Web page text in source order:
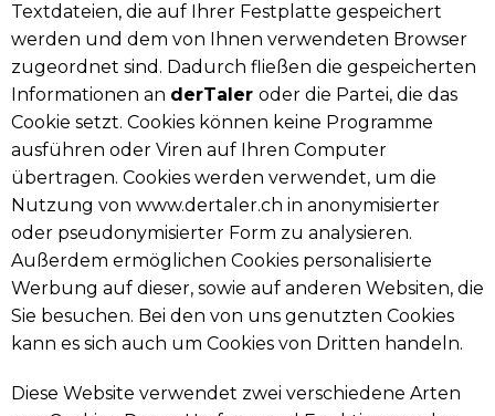
Textdateien, die auf Ihrer Festplatte gespeichert
werden und dem von Ihnen verwendeten Browser
zugeordnet sind. Dadurch fließen die gespeicherten
Informationen an derTaler oder die Partei, die das
Cookie setzt. Cookies können keine Programme
ausführen oder Viren auf Ihren Computer
übertragen. Cookies werden verwendet, um die
Nutzung von www.dertaler.ch in anonymisierter
oder pseudonymisierter Form zu analysieren.
Außerdem ermöglichen Cookies personalisierte
Werbung auf dieser, sowie auf anderen Websiten, die
Sie besuchen. Bei den von uns genutzten Cookies
kann es sich auch um Cookies von Dritten handeln.
Diese Website verwendet zwei verschiedene Arten